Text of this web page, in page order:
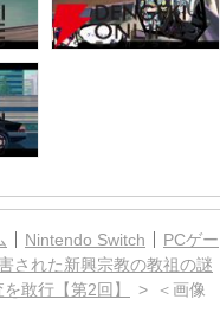
Nintendo Switch
PCゲー
された新興宗教の教祖の謎
敢行【第2回】
＜画像